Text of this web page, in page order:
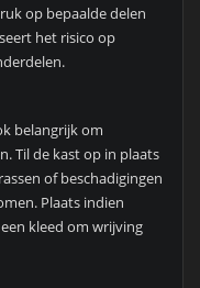
op bepaalde delen
het risico op
belangrijk om
Til de kast op in plaats
of beschadigingen
Plaats indien
kleed om wrijving